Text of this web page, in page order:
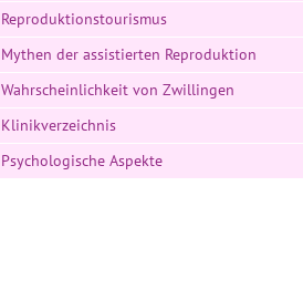
Reproduktionstourismus
Mythen der assistierten Reproduktion
Wahrscheinlichkeit von Zwillingen
Klinikverzeichnis
Psychologische Aspekte